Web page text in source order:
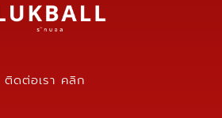
ติดต่อเรา คลิก